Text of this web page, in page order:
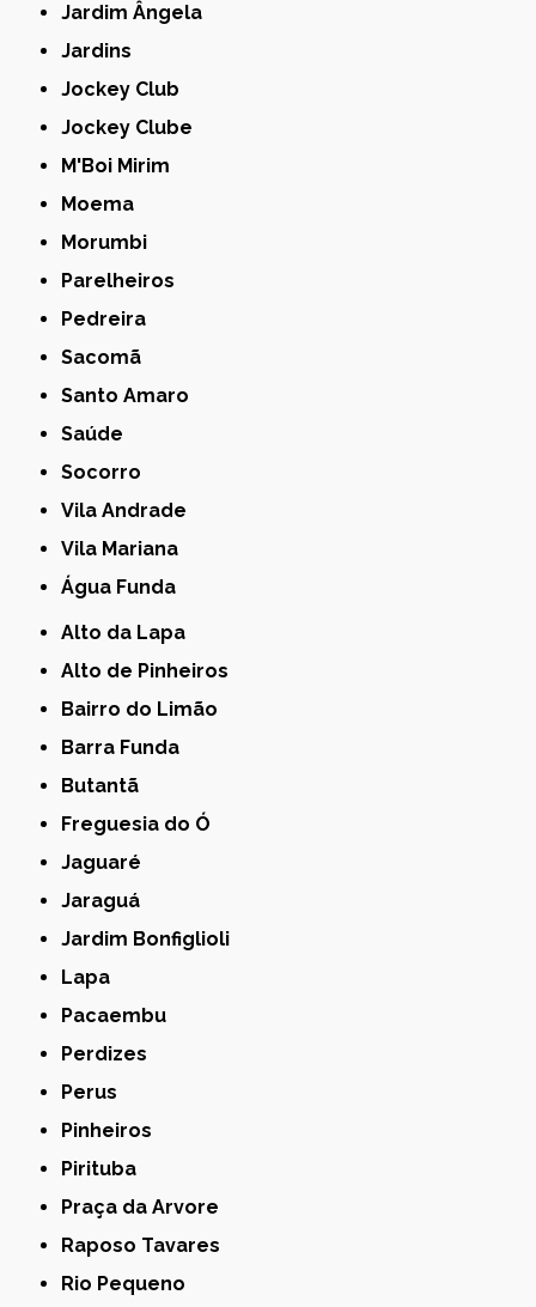
Jardim Ângela
Jardins
Jockey Club
Jockey Clube
M'Boi Mirim
Moema
Morumbi
Parelheiros
Pedreira
Sacomã
Santo Amaro
Saúde
Socorro
Vila Andrade
Vila Mariana
Água Funda
Alto da Lapa
Alto de Pinheiros
Bairro do Limão
Barra Funda
Butantã
Freguesia do Ó
Jaguaré
Jaraguá
Jardim Bonfiglioli
Lapa
Pacaembu
Perdizes
Perus
Pinheiros
Pirituba
Praça da Arvore
Raposo Tavares
Rio Pequeno